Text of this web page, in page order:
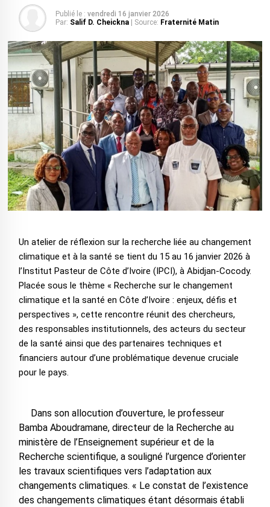
Publié le : vendredi 16 janvier 2026
Par: Salif D. Cheickna | Source: Fraternité Matin
Un atelier de réflexion sur la recherche liée au changement
climatique et à la santé se tient du 15 au 16 janvier 2026 à
l’Institut Pasteur de Côte d’Ivoire (IPCI), à Abidjan-Cocody.
Placée sous le thème « Recherche sur le changement
climatique et la santé en Côte d’Ivoire : enjeux, défis et
perspectives », cette rencontre réunit des chercheurs,
des responsables institutionnels, des acteurs du secteur
de la santé ainsi que des partenaires techniques et
financiers autour d’une problématique devenue cruciale
pour le pays.
Dans son allocution d’ouverture, le professeur
Bamba Aboudramane, directeur de la Recherche au
ministère de l’Enseignement supérieur et de la
Recherche scientifique, a souligné l’urgence d’orienter
les travaux scientifiques vers l’adaptation aux
changements climatiques. « Le constat de l’existence
des changements climatiques étant désormais établi